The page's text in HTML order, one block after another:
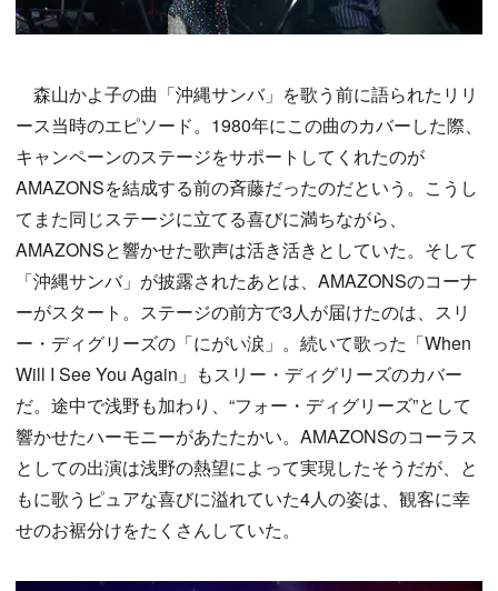
森山かよ子の曲「沖縄サンバ」を歌う前に語られたリリ
ース当時のエピソード。1980年にこの曲のカバーした際、
キャンペーンのステージをサポートしてくれたのが
AMAZONSを結成する前の斉藤だったのだという。こうし
てまた同じステージに立てる喜びに満ちながら、
AMAZONSと響かせた歌声は活き活きとしていた。そして
「沖縄サンバ」が披露されたあとは、AMAZONSのコーナ
ーがスタート。ステージの前方で3人が届けたのは、スリ
ー・ディグリーズの「にがい涙」。続いて歌った「When
Will I See You Again」もスリー・ディグリーズのカバー
だ。途中で浅野も加わり、“フォー・ディグリーズ”として
響かせたハーモニーがあたたかい。AMAZONSのコーラス
としての出演は浅野の熱望によって実現したそうだが、と
もに歌うピュアな喜びに溢れていた4人の姿は、観客に幸
せのお裾分けをたくさんしていた。